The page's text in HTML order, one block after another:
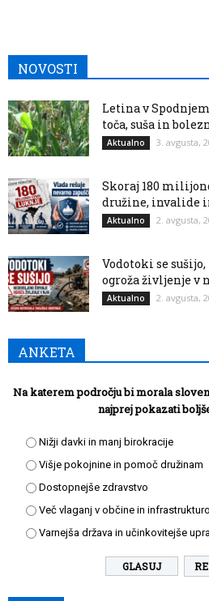
NOVOSTI
Letina v
toča, suša in
Aktualno 3. avgusta,
Skoraj 180
družine, invalide
Aktualno 2. avgusta,
Vodotoki se
ogroža življenje v
Aktualno 2. avgusta,
ANKETA
Na katerem področju bi morala
najprej pokazati
Nižji davki in manj birokracije
Višje pokojnine in pomoč družinam
Dostopnejše zdravstvo
Več vlaganj v občine in infrastrukturo
Varnejša država in učinkovitejše